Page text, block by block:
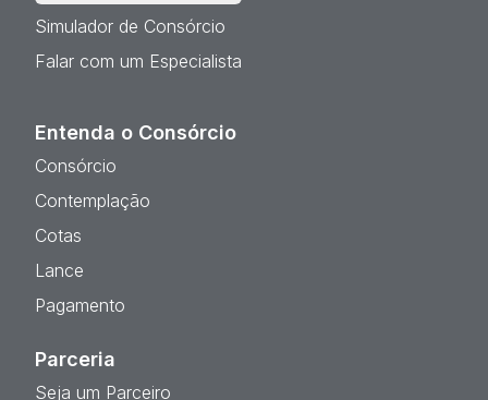
Simulador de Consórcio
Falar com um Especialista
Entenda o Consórcio
Consórcio
Contemplação
Cotas
Lance
Pagamento
Parceria
Seja um Parceiro